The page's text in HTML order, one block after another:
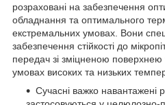
розраховані на забезпечення
обладнання та оптимального
екстремальних умовах. Вони
забезпечення стійкості до
передач зі зміцненою поверхнею
умовах високих та низьких
Сучасні важко навантажені